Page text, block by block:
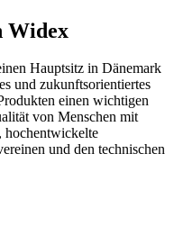
Widex
Hauptsitz in Dänemark
und zukunftsorientiertes
einen wichtigen
von Menschen mit
hochentwickelte
und den technischen